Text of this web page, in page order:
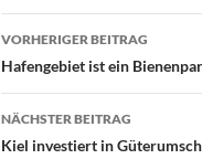
VORHERIGER BEITRAG
Hafengebiet ist ein
NÄCHSTER BEITRAG
Kiel investiert in